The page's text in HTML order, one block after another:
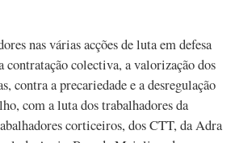
nas várias acções de luta em defesa
contratação colectiva, a valorização dos
contra a precariedade e a desregulação
com a luta dos trabalhadores da
corticeiros, dos CTT, da Adra